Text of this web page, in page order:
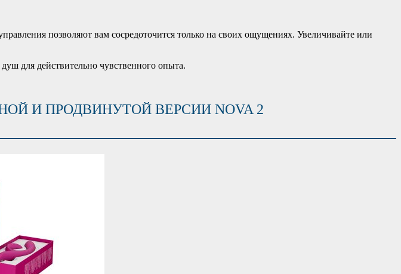
позволяют вам сосредоточится только на своих ощущениях. Увеличивайте или
для действительно чувственного опыта.
И ПРОДВИНУТОЙ ВЕРСИИ NOVA 2